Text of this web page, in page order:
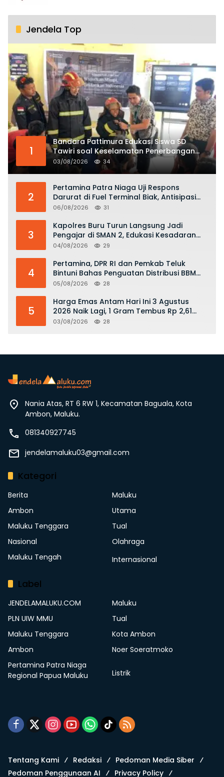
Jendela Top
1
Bandara Pattimura Edukasi Siswa SD
Tawiri soal Keselamatan Penerbangan
dan Bahaya Bermain Layang-layang di
KKOP
03/08/2026 34
2
Pertamina Patra Niaga Uji Respons
Darurat di Fuel Terminal Biak, Antisipasi
Risiko Kebakaran dan Tumpahan BBM
06/08/2026 31
3
Kapolres Buru Turun Langsung Jadi
Pengajar di SMAN 2, Edukasi Kesadaran
Hukum dan Stop Kekerasan
04/08/2026 29
4
Pertamina, DPR RI dan Pemkab Teluk
Bintuni Bahas Penguatan Distribusi BBM
dan LPG
05/08/2026 28
5
Harga Emas Antam Hari Ini 3 Agustus
2026 Naik Lagi, 1 Gram Tembus Rp 2,61
Juta
03/08/2026 28
Nania Atas, RT 6 RW 1, Kecamatan Baguala, Kota
Ambon, Maluku.
081340927745
jendelamaluku03@gmail.com
Kategori
Berita
Maluku
Ambon
Utama
Maluku Tenggara
Tual
Nasional
Olahraga
Maluku Tengah
Internasional
Label
JENDELAMALUKU.COM
Maluku
PLN UIW MMU
Tual
Maluku Tenggara
Kota Ambon
Ambon
Noer Soeratmoko
Pertamina Patra Niaga
Regional Papua Maluku
Listrik
Tentang Kami Redaksi
Pedoman Media Siber
Pedoman Penggunaan AI
Privacy Policy